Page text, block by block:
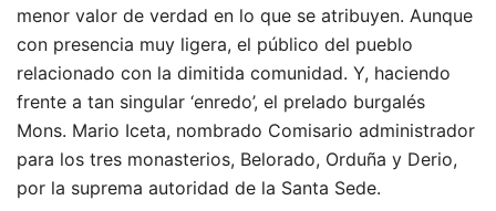
menor valor de verdad en lo que se atribuyen. Aunque
con presencia muy ligera, el público del pueblo
relacionado con la dimitida comunidad. Y, haciendo
frente a tan singular ‘enredo’, el prelado burgalés
Mons. Mario Iceta, nombrado Comisario administrador
para los tres monasterios, Belorado, Orduña y Derio,
por la suprema autoridad de la Santa Sede.